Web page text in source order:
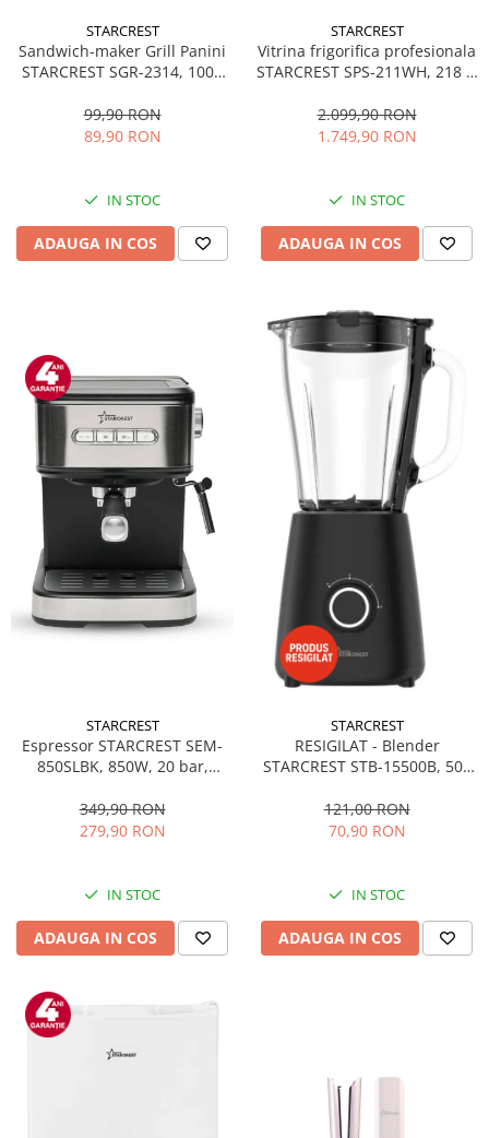
STARCREST
Sandwich-maker Grill Panini
STARCREST SGR-2314, 1000
Deschidere 180°, Suprafata
de gatire 23 x 14 cm, Negru
99,90 RON
89,90 RON
IN STOC
ADAUGA IN COS
STARCREST
Vitrina frigorifica profesionala
STARCREST SPS-211WH, 218 L,
LED, H 141 cm, Negru
2.099,90 RON
1.749,90 RON
IN STOC
ADAUGA IN COS
STARCREST
Espressor STARCREST SEM-
850SLBK, 850W, 20 bar,
dispozitiv spumare, filtru
dublu din inox, Negru/Inox
349,90 RON
279,90 RON
IN STOC
ADAUGA IN COS
STARCREST
RESIGILAT - Blender
STARCREST STB-15500B, 500
Pulse, Negru
121,00 RON
70,90 RON
IN STOC
ADAUGA IN COS